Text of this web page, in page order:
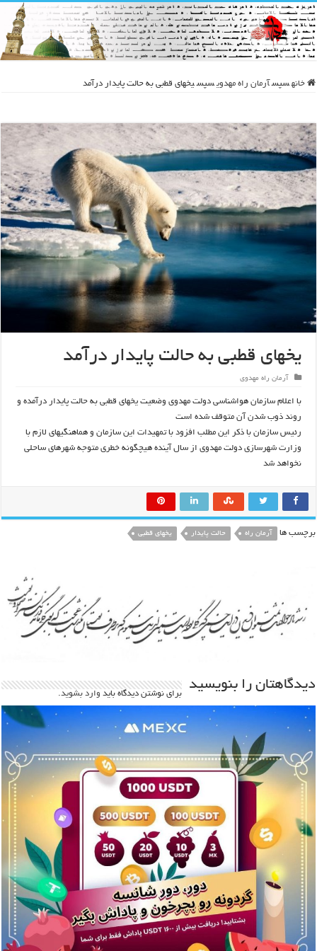
خانه سپس آرمان راه مهدوی سپس یخهای قطبی به حالت پایدار درآمد
یخهای قطبی به حالت پایدار درآمد
آرمان راه مهدوی
با اعلام سازمان هواشناسی دولت مهدوی وضعیت یخهای قطبی به حالت پایدار درآمده و
روند ذوب شدن آن متوقف شده است
رئیس سازمان با ذکر این مطلب افزود با تمهیدات این سازمان و هماهنگیهای لازم با
وزارت شهرسازی دولت مهدوی از سال آینده هیچگونه خطری متوجه شهرهای ساحلی
نخواهد شد
برچسب ها آرمان راه حالت پایدار یخهای قطبی
دیدگاهتان را بنویسید
برای نوشتن دیدگاه باید وارد بشوید.